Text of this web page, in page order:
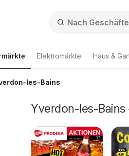
Elektromärkte Haus &
les-Bains
Yverdon-les-